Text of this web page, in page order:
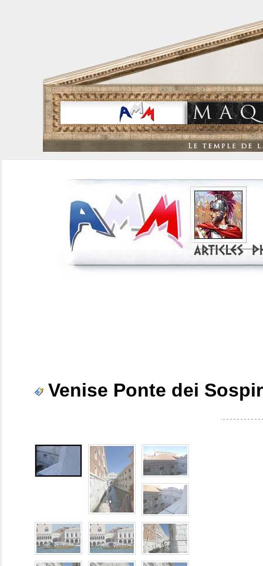
Venise Ponte dei